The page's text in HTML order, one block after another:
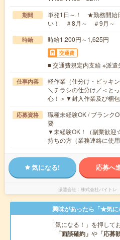
期間
単発1日～！ ★勤務開始
い！ ＃8月～ ＃9月～
時給 時給1,200円～1,625円
交通費
■ 交通費規定内支給 ※派遣
仕事内容
軽作業（仕分け・ピッキ
＼チラシの仕分け／＜と
心！＞▼封入作業及び梱
応募資格
職種未経験OK / ブランク
要
▼未経験OK！（副業歓
持ちの方（業務連絡に使
気になる! 応募へ
派遣会社 株式会社バイトレ
興味があったら「★気に
「気になる！」を押して
「面談確約」 や 「応募